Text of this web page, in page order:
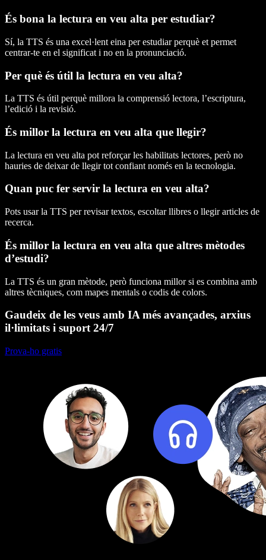
És bona la lectura en veu alta per estudiar?
Sí, la TTS és una excel·lent eina per estudiar perquè et permet
centrar-te en el significat i no en la pronunciació.
Per què és útil la lectura en veu alta?
La TTS és útil perquè millora la comprensió lectora, l’escriptura,
l’edició i la revisió.
És millor la lectura en veu alta que llegir?
La lectura en veu alta pot reforçar les habilitats lectores, però no
hauries de deixar de llegir tot confiant només en la tecnologia.
Quan puc fer servir la lectura en veu alta?
Pots usar la TTS per revisar textos, escoltar llibres o llegir articles de
recerca.
És millor la lectura en veu alta que altres mètodes
d’estudi?
La TTS és un gran mètode, però funciona millor si es combina amb
altres tècniques, com mapes mentals o codis de colors.
Gaudeix de les veus amb IA més avançades, arxius
il·limitats i suport 24/7
Prova-ho gratis